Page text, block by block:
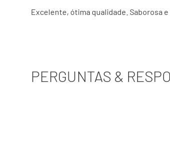
Excelente, ótima qualidade. Saborosa
PERGUNTAS &